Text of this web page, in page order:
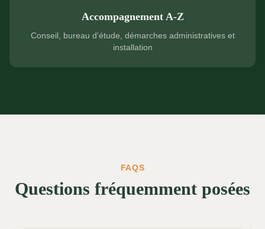
Accompagnement A-Z
Conseil, bureau d'étude, démarches administratives et
installation
FAQS
Questions fréquemment posées